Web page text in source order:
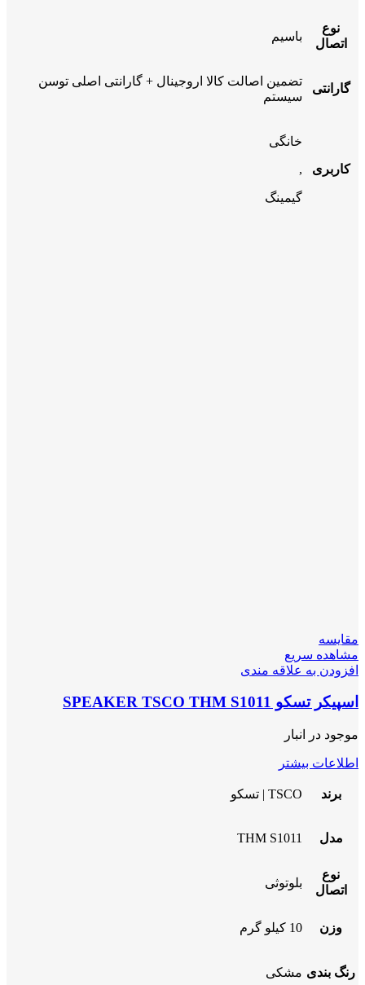
نوع
اتصال
باسیم
گارانتی
تضمین اصالت کالا اروجینال + گارانتی اصلی توسن
سیستم
کاربری
خانگی
,
گیمینگ
مقایسه
مشاهده سریع
افزودن به علاقه مندی
اسپیکر تسکو SPEAKER TSCO THM S1011
موجود در انبار
اطلاعات بیشتر
برند TSCO | تسکو
مدل THM S1011
نوع
اتصال
بلوتوثی
وزن 10 کیلو گرم
رنگ بندی مشکی